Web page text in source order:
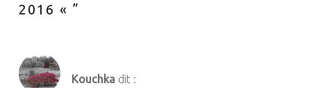
2016 « ”
Kouchka dit :